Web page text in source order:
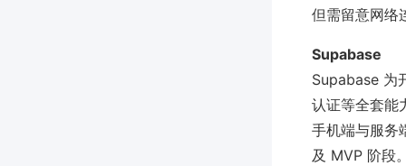
但需留意网络
Supabase
Supabase 为
认证等全套能
手机端与服务
及 MVP 阶段